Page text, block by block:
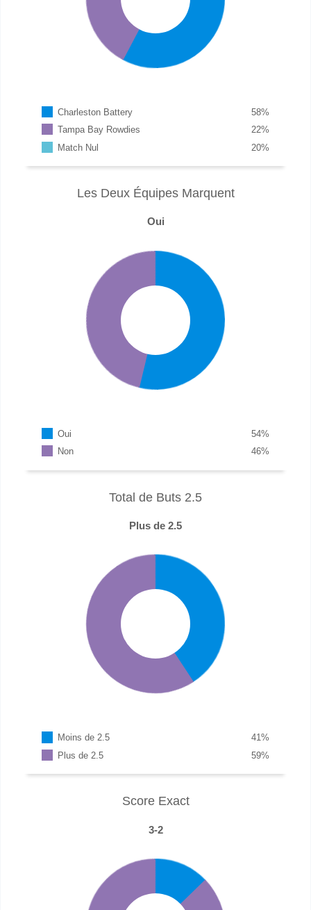
Charleston Battery %
58
Tampa Bay Rowdies
%
22
Match Nul
%
20
Les Deux Équipes Marquent
Oui
Oui %
54
Non
%
46
Total de Buts 2.5
Plus de 2.5
Moins de 2.5 %
41
Plus de 2.5
%
59
Score Exact
3-2